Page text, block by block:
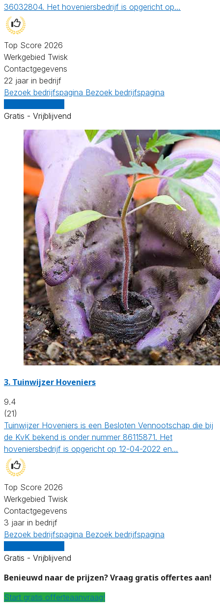
36032804. Het hoveniersbedrijf is opgericht op…
Top Score 2026
Werkgebied Twisk
Contactgegevens
22 jaar in bedrijf
Bezoek bedrijfspagina Bezoek bedrijfspagina
Gratis - Vrijblijvend
3. Tuinwijzer Hoveniers
9.4
(21)
Tuinwijzer Hoveniers is een Besloten Vennootschap die bij
de KvK bekend is onder nummer 86115871. Het
hoveniersbedrijf is opgericht op 12-04-2022 en…
Top Score 2026
Werkgebied Twisk
Contactgegevens
3 jaar in bedrijf
Bezoek bedrijfspagina Bezoek bedrijfspagina
Gratis - Vrijblijvend
Benieuwd naar de prijzen? Vraag gratis offertes aan!
Start gratis offerteaanvraag!